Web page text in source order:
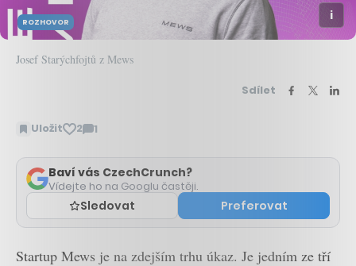
ROZHOVOR
Josef Starýchfojtů z Mews
Sdílet
Uložit 2 1
Zobrazit
Baví vás CzechCrunch?
Vídejte ho na Googlu častěji.
Sledovat Preferovat
Startup Mews je na zdejším trhu úkaz. Je jedním ze tří